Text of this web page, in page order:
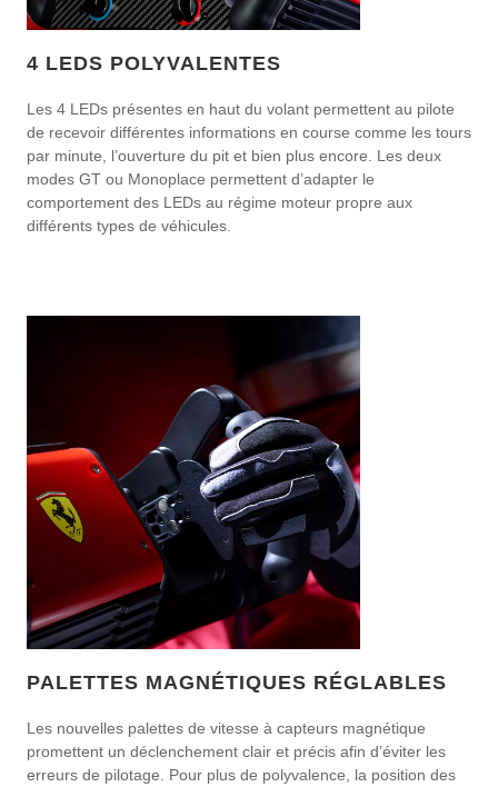
4 LEDS POLYVALENTES
Les 4 LEDs présentes en haut du volant permettent au pilote
de recevoir différentes informations en course comme les tours
par minute, l’ouverture du pit et bien plus encore. Les deux
modes GT ou Monoplace permettent d’adapter le
comportement des LEDs au régime moteur propre aux
différents types de véhicules.
PALETTES MAGNÉTIQUES RÉGLABLES
Les nouvelles palettes de vitesse à capteurs magnétique
promettent un déclenchement clair et précis afin d’éviter les
erreurs de pilotage. Pour plus de polyvalence, la position des